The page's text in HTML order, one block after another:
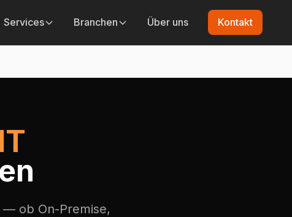
Services Branchen Über uns Kontakt
ob On-Premise,